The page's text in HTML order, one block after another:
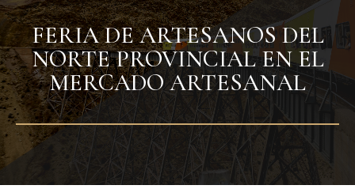
FERIA DE ARTESANOS DEL
NORTE PROVINCIAL EN EL
MERCADO ARTESANAL